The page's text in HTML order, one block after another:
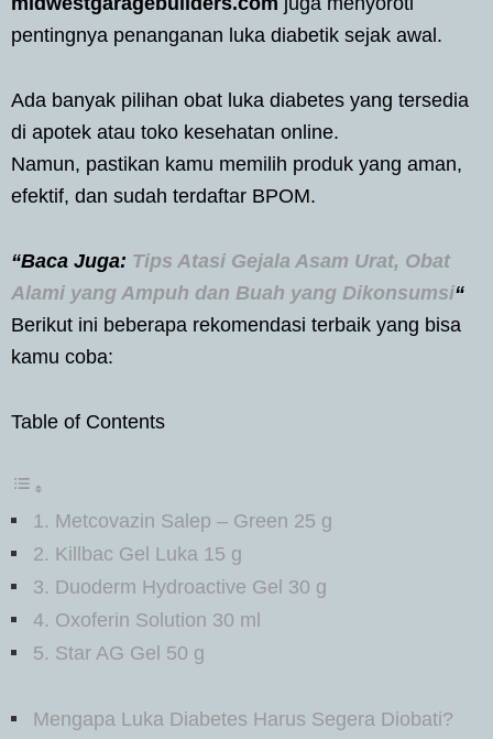
pentingnya penanganan luka diabetik sejak awal.
Ada banyak pilihan obat luka diabetes yang tersedia
di apotek atau toko kesehatan online.
Namun, pastikan kamu memilih produk yang aman,
efektif, dan sudah terdaftar BPOM.
“Baca Juga: Tips Atasi Gejala Asam Urat, Obat
Alami yang Ampuh dan Buah yang Dikonsumsi“
Berikut ini beberapa rekomendasi terbaik yang bisa
kamu coba:
Table of Contents
1. Metcovazin Salep – Green 25 g
2. Killbac Gel Luka 15 g
3. Duoderm Hydroactive Gel 30 g
4. Oxoferin Solution 30 ml
5. Star AG Gel 50 g
Mengapa Luka Diabetes Harus Segera Diobati?